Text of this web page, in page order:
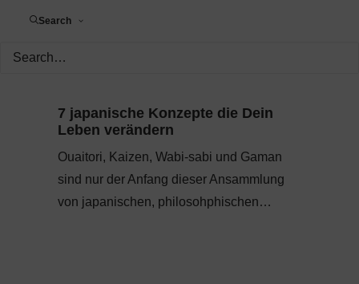
Search
7 japanische Konzepte die Dein
Leben verändern
Ouaitori, Kaizen, Wabi-sabi und Gaman
sind nur der Anfang dieser Ansammlung
von japanischen, philosohphischen…